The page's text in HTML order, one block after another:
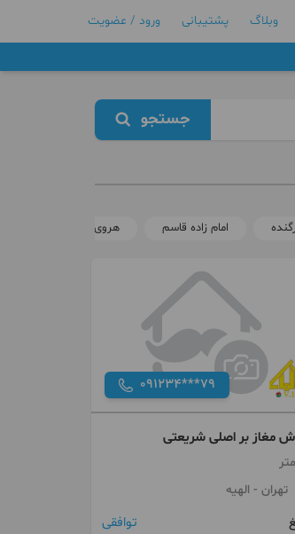
وبلاگ پشتیبانی ورود / عضویت
جستجو
امام زاده قاسم هروی
091234***79
مغاز بر اصلی شریعتی
تهران - الهیه
توافقی